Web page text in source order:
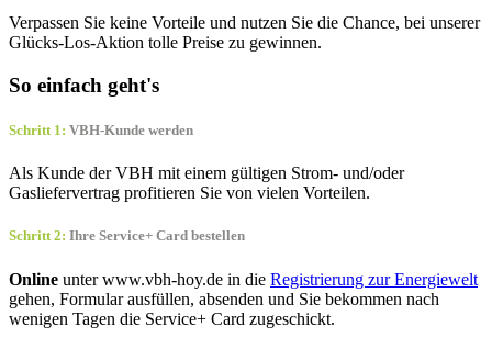
Verpassen Sie keine Vorteile und nutzen Sie die Chance, bei unserer
Glücks-Los-Aktion tolle Preise zu gewinnen.
So einfach geht's
Schritt 1: VBH-Kunde werden
Als Kunde der VBH mit einem gültigen Strom- und/oder
Gasliefervertrag profitieren Sie von vielen Vorteilen.
Schritt 2: Ihre Service+ Card bestellen
Online unter www.vbh-hoy.de in die Registrierung zur Energiewelt
gehen, Formular ausfüllen, absenden und Sie bekommen nach
wenigen Tagen die Service+ Card zugeschickt.